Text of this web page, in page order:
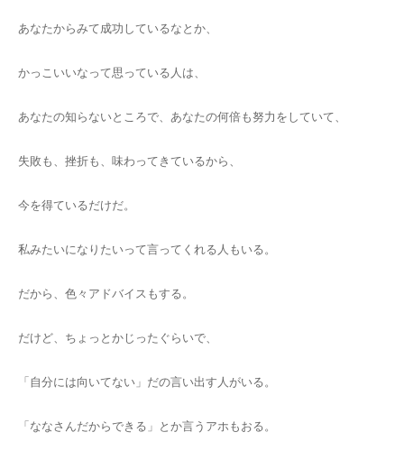
あなたからみて成功しているなとか、
かっこいいなって思っている人は、
あなたの知らないところで、あなたの何倍も努力をしていて、
失敗も、挫折も、味わってきているから、
今を得ているだけだ。
私みたいになりたいって言ってくれる人もいる。
だから、色々アドバイスもする。
だけど、ちょっとかじったぐらいで、
「自分には向いてない」だの言い出す人がいる。
「ななさんだからできる」とか言うアホもおる。